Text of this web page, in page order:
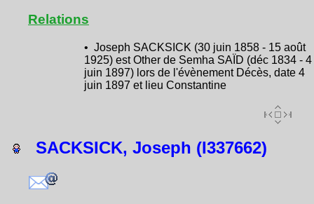
Relations
• Joseph SACKSICK (30 juin 1858 - 15 août
1925) est Other de Semha SAÏD (déc 1834 - 4
juin 1897) lors de l'évènement Décès, date 4
juin 1897 et lieu Constantine
SACKSICK, Joseph (I337662)